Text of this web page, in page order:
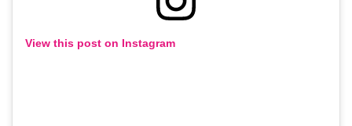
View this post on Instagram